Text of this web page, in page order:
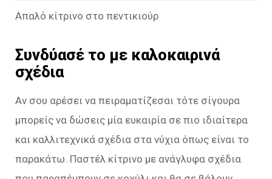
Απαλό κίτρινο στο πεντικιούρ
Συνδύασέ το με καλοκαιρινά
σχέδια
Αν σου αρέσει να πειραματίζεσαι τότε σίγουρα
μπορείς να δώσεις μία ευκαιρία σε πιο ιδιαίτερα
και καλλιτεχνικά σχέδια στα νύχια όπως είναι το
παρακάτω. Παστέλ κίτρινο με ανάγλυφα σχέδια